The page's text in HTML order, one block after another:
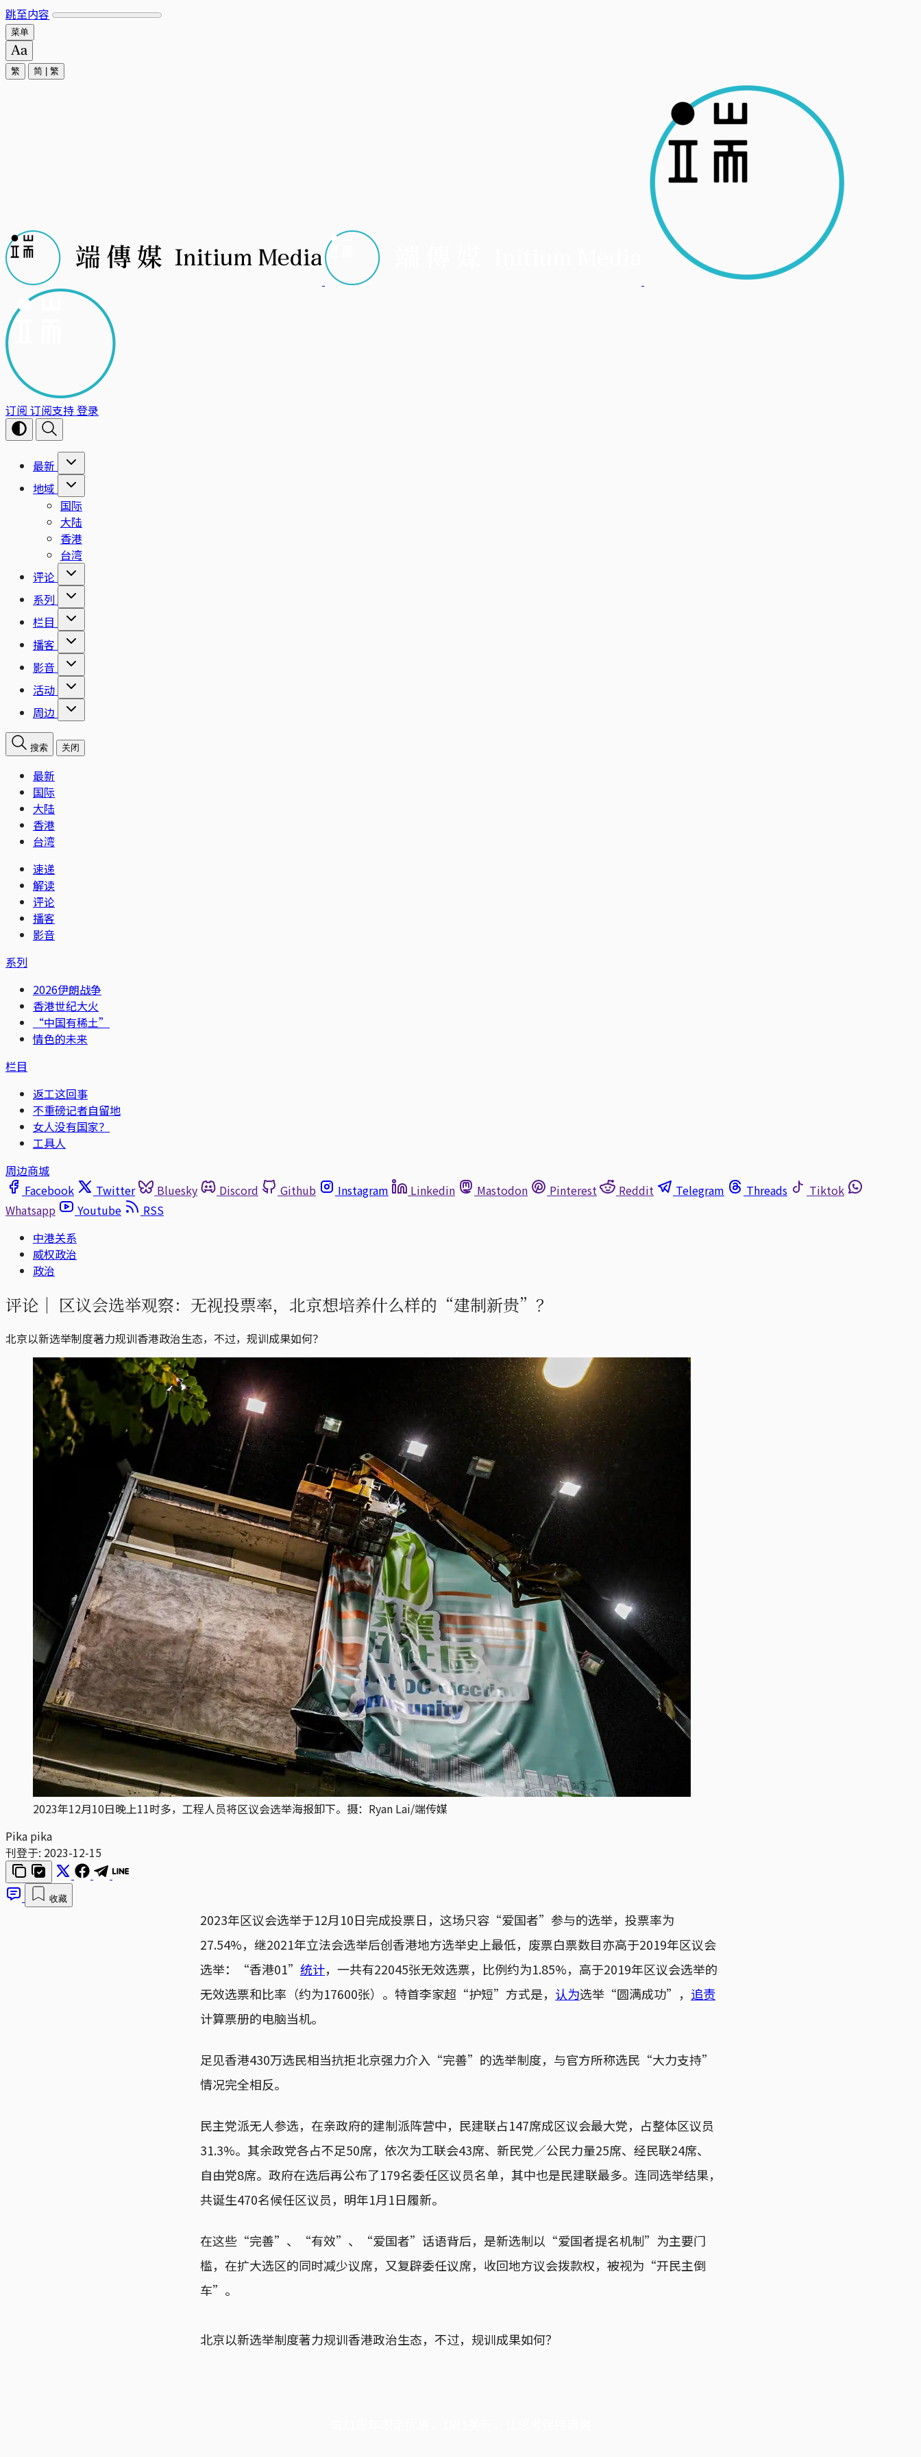
跳至内容
菜单
繁 简 繁
订阅 订阅支持登录
最新
地域
国际
大陆
香港
台湾
评论
系列
栏目
播客
影音
活动
周边
搜索 关闭
最新
国际
大陆
香港
台湾
速递
解读
评论
播客
影音
系列
2026伊朗战争
香港世纪大火
“中国有稀土”
情色的未来
栏目
返工这回事
不重磅记者自留地
女人没有国家？
工具人
周边商城
Facebook
Twitter Bluesky Discord Github Instagram Linkedin Mastodon Pinterest Reddit Telegram Threads
Tiktok
Whatsapp
Youtube
RSS
中港关系
威权政治
政治
评论｜ 区议会选举观察：无视投票率，北京想培养什么样的“建制新贵”？
北京以新选举制度著力规训香港政治生态，不过，规训成果如何？
2023年12月10日晚上11时多，工程人员将区议会选举海报卸下。摄：Ryan Lai/端传媒
Pika pika
刊登于: 2023-12-15
收藏
2023年区议会选举于12月10日完成投票日，这场只容“爱国者”参与的选举，投票率为
27.54%，继2021年立法会选举后创香港地方选举史上最低，废票白票数目亦高于2019年区议会
选举：“香港01” 统计，一共有22045张无效选票，比例约为1.85%，高于2019年区议会选举的
无效选票和比率（约为17600张）。特首李家超“护短”方式是， 认为选举“圆满成功”， 追责
计算票册的电脑当机。
足见香港430万选民相当抗拒北京强力介入“完善”的选举制度，与官方所称选民“大力支持”
情况完全相反。
民主党派无人参选，在亲政府的建制派阵营中，民建联占147席成区议会最大党，占整体区议员
31.3%。其余政党各占不足50席，依次为工联会43席、新民党／公民力量25席、经民联24席、
自由党8席。政府在选后再公布了179名委任区议员名单，其中也是民建联最多。连同选举结果，
共诞生470名候任区议员，明年1月1日履新。
在这些“完善”、“有效”、“爱国者”话语背后，是新选制以“爱国者提名机制”为主要门
槛，在扩大选区的同时减少议席，又复辟委任议席，收回地方议会拨款权，被视为“开民主倒
车”。
北京以新选举制度著力规训香港政治生态，不过，规训成果如何？